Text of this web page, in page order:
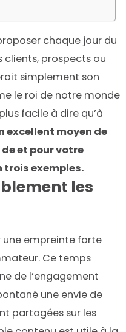
chaque jour du
prospects ou
simplement son
le roi de notre monde
facile à dire qu’à
excellent moyen de
et pour votre
trois exemples.
les
empreinte forte
Ce temps
de l’engagement
une envie de
partagées sur les